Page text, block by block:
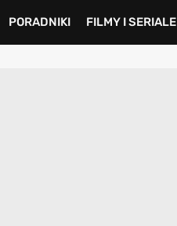
PORADNIKI FILMY I SERIALE